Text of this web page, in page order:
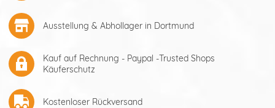
Ausstellung & Abhollager in Dortmund
Kauf auf Rechnung - Paypal -Trusted Shops
Käuferschutz
Kostenloser Rückversand